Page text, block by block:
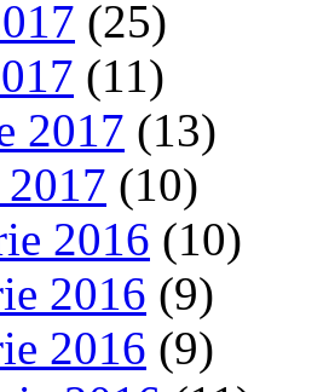
(25)
(11)
2017 (13)
(10)
2016 (10)
2016 (9)
2016 (9)